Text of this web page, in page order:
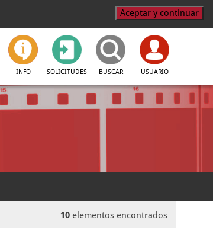
Aceptar y continuar
INFO SOLICITUDES BUSCAR USUARIO
10 elementos encontrados